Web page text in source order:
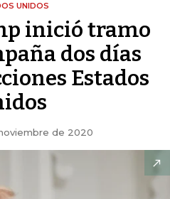
UNIDOS
inició tramo
dos días
Estados
de 2020